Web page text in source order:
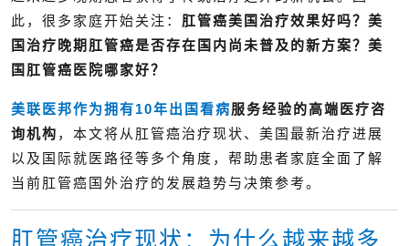
此，很多家庭开始关注： 肛管癌美国治疗效果好吗？美
国治疗晚期肛管癌是否存在国内尚未普及的新方案？美
国肛管癌医院哪家好？
美联医邦作为拥有10年出国看病服务经验的高端医疗咨
询机构 ，本文将从肛管癌治疗现状、美国最新治疗进展
以及国际就医路径等多个角度，帮助患者家庭全面了解
当前肛管癌国外治疗的发展趋势与决策参考。
肛管癌治疗现状：为什么越来越多